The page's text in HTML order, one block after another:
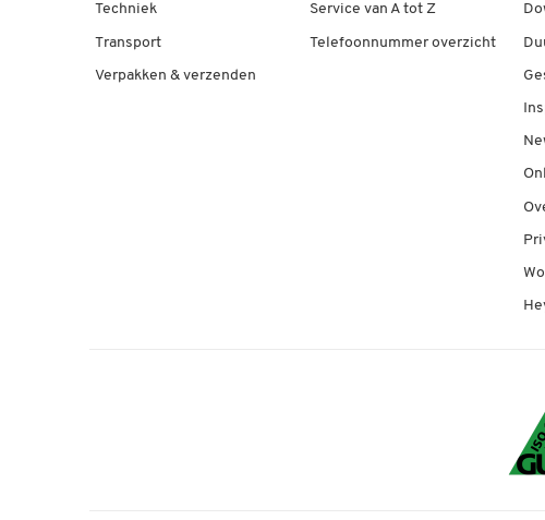
Techniek
Transport
Verpakken & verzenden
Service van A tot Z
Telefoonnummer overzicht